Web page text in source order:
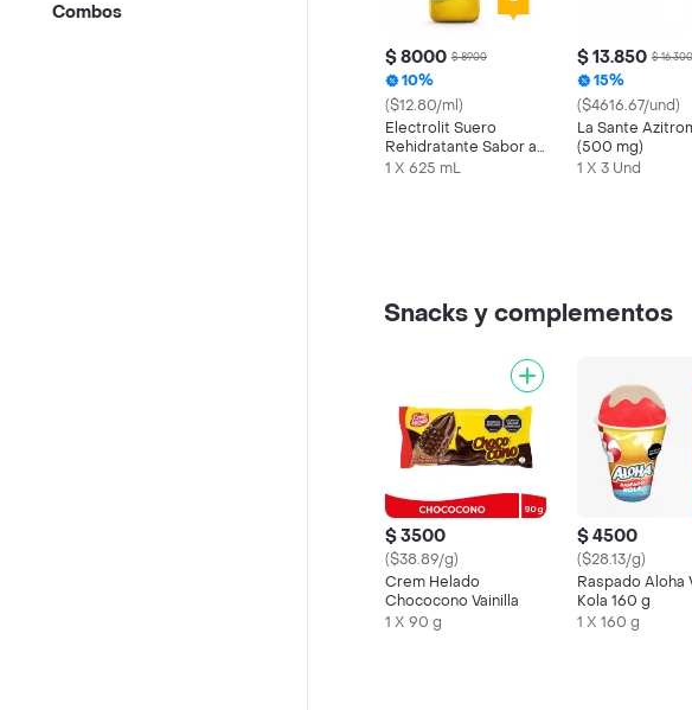
Combos
$ 8000 $ 8900
10%
($12.80/ml)
Electrolit Suero
Rehidratante Sabor a
Maracuyá
1 X 625 mL
$ 13.850 $ 16.300
15%
($4616.67/und)
La Sante
(500 mg)
1 X 3 Und
Snacks y complementos
$ 3500
($38.89/g)
Crem Helado
Chococono Vainilla
1 X 90 g
$ 4500
($28.13/g)
Raspado Aloha
Kola 160 g
1 X 160 g